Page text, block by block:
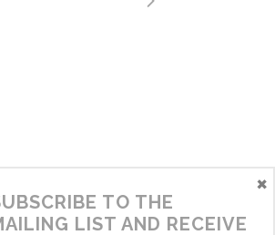
2017 by me,
My mission is
daily life of
TO THE
LIST AND RECEIVE
×